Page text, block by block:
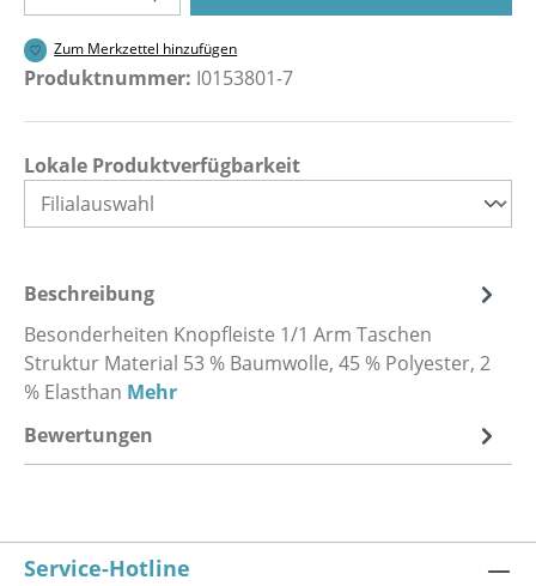
Zum Merkzettel hinzufügen
Produktnummer: I0153801-7
Lokale Produktverfügbarkeit
Beschreibung
Besonderheiten Knopfleiste 1/1 Arm Taschen
Struktur Material 53 % Baumwolle, 45 % Polyester, 2
% Elasthan Mehr
Bewertungen
Service-Hotline